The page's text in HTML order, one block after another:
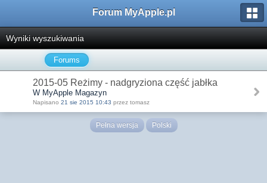
Forum MyApple.pl
Wyniki wyszukiwania
Forums
2015-05 Reżimy - nadgryziona część jabłka
W MyApple Magazyn
Napisano 21 sie 2015 10:43 przez tomasz
Pełna wersja Polski